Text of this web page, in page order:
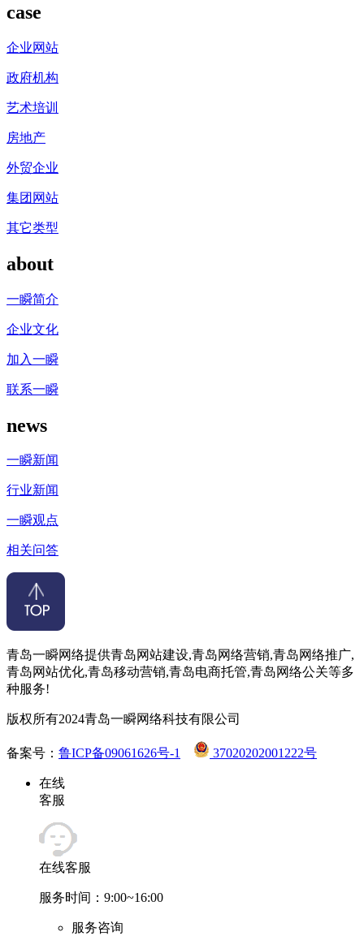
case
企业网站
政府机构
艺术培训
房地产
外贸企业
集团网站
其它类型
about
一瞬简介
企业文化
加入一瞬
联系一瞬
news
一瞬新闻
行业新闻
一瞬观点
相关问答
青岛一瞬网络提供青岛网站建设,青岛网络营销,青岛网络推广,
青岛网站优化,青岛移动营销,青岛电商托管,青岛网络公关等多
种服务!
版权所有2024青岛一瞬网络科技有限公司
备案号： 鲁ICP备09061626号-1 37020202001222号
在线
客服
在线客服
服务时间：9:00~16:00
服务咨询